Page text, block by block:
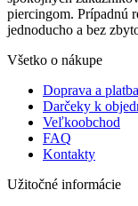
piercingom. Prípadnú
jednoducho a bez
Všetko o nákupe
Doprava a platba
Darčeky k
Veľkoobchod
FAQ
Kontakty
Užitočné informácie